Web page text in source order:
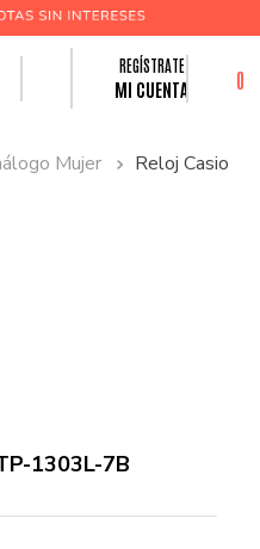
MI CUENTA 0
Mujer
Reloj Casio
1303L-7B